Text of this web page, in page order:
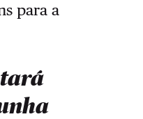
para a